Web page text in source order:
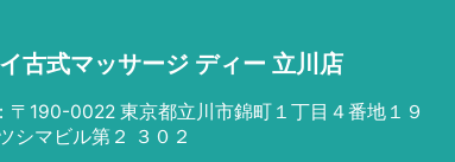
古式マッサージ ディー 立川店
〒190-0022 東京都立川市錦町１丁目４番地１９
シマビル第２ ３０２